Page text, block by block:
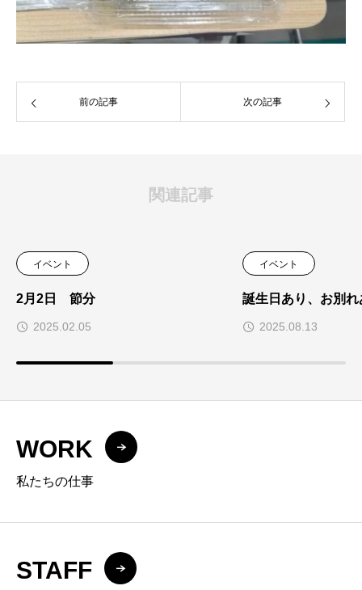
前の記事 次の記事
関連記事
イベント
2月2日 節分
2025.02.05
イベント
誕生日あり、お別れ
2025.08.13
WORK
私たちの仕事
STAFF